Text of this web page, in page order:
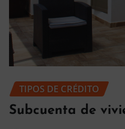
TIPOS DE CRÉDITO
Subcuenta de